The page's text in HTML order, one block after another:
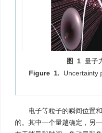
图 1 量子
Figure 1.
Uncertainty
电子等粒子的瞬间位置
的。其中一个量越确定，另